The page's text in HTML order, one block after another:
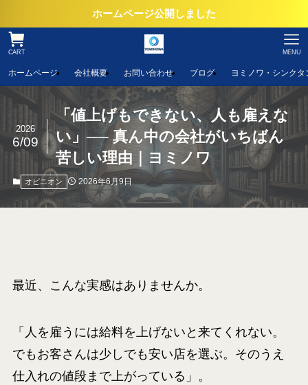
ホームページ公開しました
CART MENU
ホームページ 会社概要 お問い合わせ ブログ ヨミノワ・シンクタ
「値上げもできない、人も雇えな
い」── 真ん中の会社がいちばん
苦しい理由｜ヨミノワ
2026
6/09
オピニオン 2026年6月9日
最近、こんな実感はありませんか。
「人を雇うには給料を上げないと来てくれない。
でもお客さんは少しでも安い店を選ぶ。そのうえ
仕入れの値段まで上がっている」。